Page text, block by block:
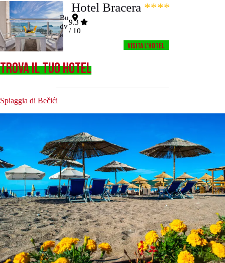
Hotel Bracera ****
Bu
dv
a
9.3
/ 10
Visita l’HOTEL
TROVA IL TUO HOTEL
Spiaggia di Bečići